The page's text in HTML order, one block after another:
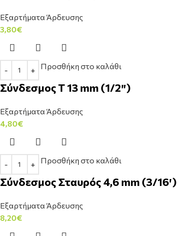
Εξαρτήματα Άρδευσης
3,80€
Προσθήκη στο καλάθι
Σύνδεσμος Τ 13 mm (1/2″)
Εξαρτήματα Άρδευσης
4,80€
Προσθήκη στο καλάθι
Σύνδεσμος Σταυρός 4,6 mm (3/16′)
Εξαρτήματα Άρδευσης
8,20€